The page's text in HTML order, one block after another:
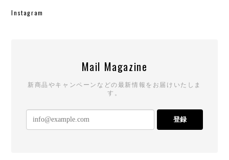
Instagram
Mail Magazine
新商品やキャンペーンなどの最新情報をお届けいたしま
す。
登録